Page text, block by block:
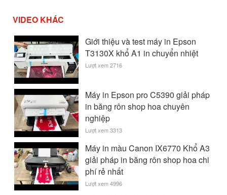
VIDEO KHÁC
Giới thiệu và test máy in Epson
T3130X khổ A1 in chuyển nhiệt
Lượt xem 2716
Máy in Epson pro C5390 giải pháp
in băng rôn shop hoa chuyên
nghiệp
Lượt xem 3313
Máy in màu Canon IX6770 Khổ A3
giải pháp in băng rôn shop hoa chi
phí rẻ nhất
Lượt xem 4996